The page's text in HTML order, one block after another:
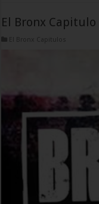
El Bronx Capitulo
El Bronx Capitulos